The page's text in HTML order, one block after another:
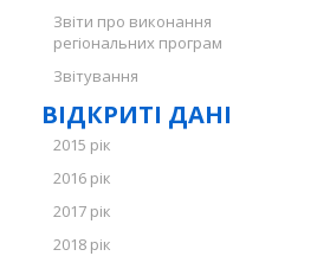
Звіти про виконання
регіональних програм
Звітування
ВІДКРИТІ ДАНІ
2015 рік
2016 рік
2017 рік
2018 рік